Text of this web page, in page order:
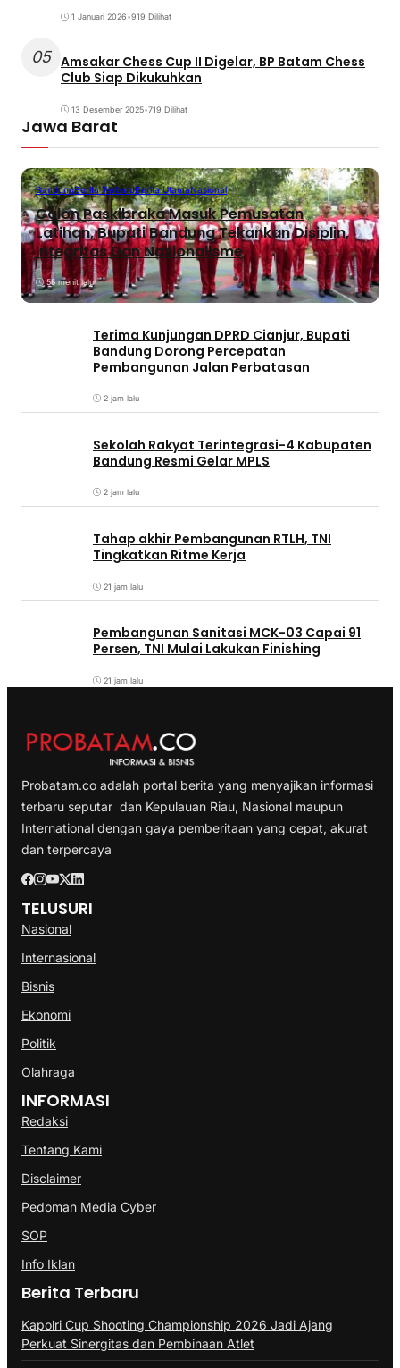
1 Januari 2026•919 Dilihat
05 Amsakar Chess Cup II Digelar, BP Batam Chess
Club Siap Dikukuhkan
13 Desember 2025•719 Dilihat
Jawa Barat
BandungBerita TerbaruBerita UtamaNasional
Calon Paskibraka Masuk Pemusatan
Latihan, Bupati Bandung Tekankan Disiplin,
Integritas Dan Nasionalisme
55 menit lalu
Terima Kunjungan DPRD Cianjur, Bupati
Bandung Dorong Percepatan
Pembangunan Jalan Perbatasan
2 jam lalu
Sekolah Rakyat Terintegrasi-4 Kabupaten
Bandung Resmi Gelar MPLS
2 jam lalu
Tahap akhir Pembangunan RTLH, TNI
Tingkatkan Ritme Kerja
21 jam lalu
Pembangunan Sanitasi MCK-03 Capai 91
Persen, TNI Mulai Lakukan Finishing
21 jam lalu
Probatam.co adalah portal berita yang menyajikan informasi
terbaru seputar dan Kepulauan Riau, Nasional maupun
International dengan gaya pemberitaan yang cepat, akurat
dan terpercaya
TELUSURI
Nasional
Internasional
Bisnis
Ekonomi
Politik
Olahraga
INFORMASI
Redaksi
Tentang Kami
Disclaimer
Pedoman Media Cyber
SOP
Info Iklan
Berita Terbaru
Kapolri Cup Shooting Championship 2026 Jadi Ajang
Perkuat Sinergitas dan Pembinaan Atlet